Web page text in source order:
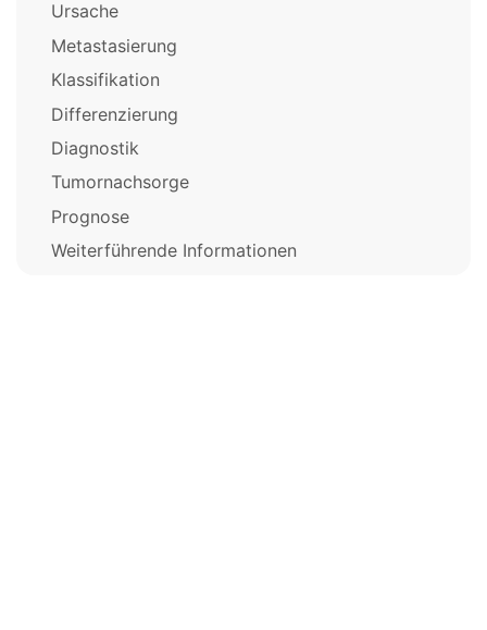
Ursache
Metastasierung
Klassifikation
Differenzierung
Diagnostik
Tumornachsorge
Prognose
Weiterführende Informationen